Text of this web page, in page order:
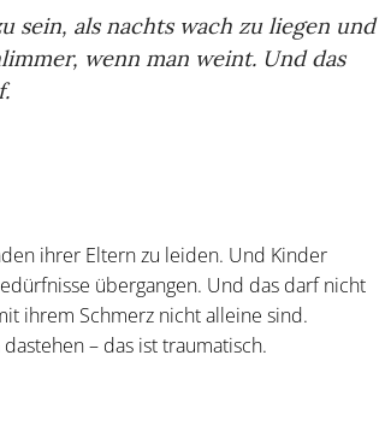
sein, als nachts wach zu liegen und
wenn man weint. Und das
ihrer Eltern zu leiden. Und Kinder
übergangen. Und das darf nicht
ihrem Schmerz nicht alleine sind.
– das ist traumatisch.